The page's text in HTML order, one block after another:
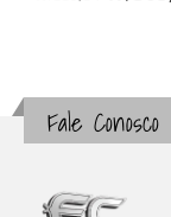
Fale Conosco